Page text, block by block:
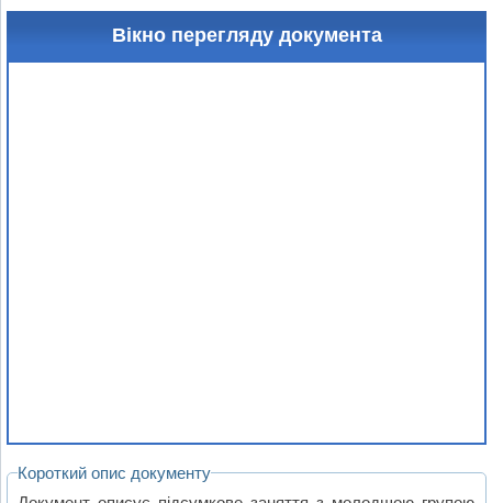
Вікно перегляду документа
Короткий опис документу